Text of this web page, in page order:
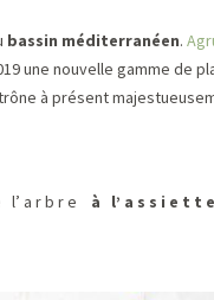
bassin méditerranéen.
une nouvelle gamme de
à présent
l’ a r b r e à l’ a s s i e t t e